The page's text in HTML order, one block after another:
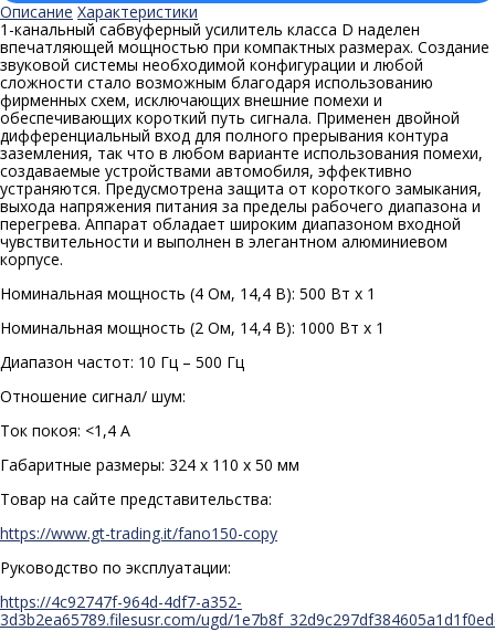
Описание Характеристики
1-канальный сабвуферный усилитель класса D наделен
впечатляющей мощностью при компактных размерах. Создание
звуковой системы необходимой конфигурации и любой
сложности стало возможным благодаря использованию
фирменных схем, исключающих внешние помехи и
обеспечивающих короткий путь сигнала. Применен двойной
дифференциальный вход для полного прерывания контура
заземления, так что в любом варианте использования помехи,
создаваемые устройствами автомобиля, эффективно
устраняются. Предусмотрена защита от короткого замыкания,
выхода напряжения питания за пределы рабочего диапазона и
перегрева. Аппарат обладает широким диапазоном входной
чувствительности и выполнен в элегантном алюминиевом
корпусе.
Номинальная мощность (4 Ом, 14,4 В): 500 Вт x 1
Номинальная мощность (2 Ом, 14,4 В): 1000 Вт x 1
Диапазон частот: 10 Гц – 500 Гц
Отношение сигнал/ шум:
Ток покоя: <1,4 А
Габаритные размеры: 324 х 110 х 50 мм
Товар на сайте представительства:
https://www.gt-trading.it/fano150-copy
Руководство по эксплуатации:
https://4c92747f-964d-4df7-a352-
3d3b2ea65789.filesusr.com/ugd/